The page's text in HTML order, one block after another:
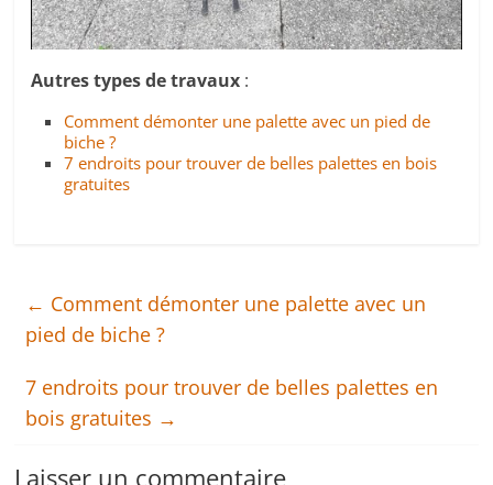
Autres types de travaux :
Comment démonter une palette avec un pied de
biche ?
7 endroits pour trouver de belles palettes en bois
gratuites
← Comment démonter une palette avec un
pied de biche ?
7 endroits pour trouver de belles palettes en
bois gratuites →
Laisser un commentaire